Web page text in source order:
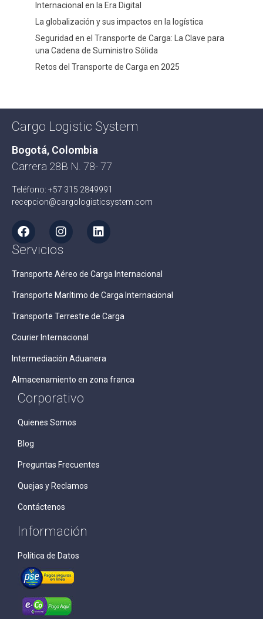
Internacional en la Era Digital
La globalización y sus impactos en la logística
Seguridad en el Transporte de Carga: La Clave para
una Cadena de Suministro Sólida
Retos del Transporte de Carga en 2025
Cargo Logistic System
Bogotá, Colombia
Carrera 28B N. 78- 77
Teléfono: +57 315 2849991
recepcion@cargologisticsystem.com
Servicios
Transporte Aéreo de Carga Internacional
Transporte Marítimo de Carga Internacional
Transporte Terrestre de Carga
Courier Internacional
Intermediación Aduanera
Almacenamiento en zona franca
Corporativo
Quienes Somos
Blog
Preguntas Frecuentes
Quejas y Reclamos
Contáctenos
Información
Política de Datos